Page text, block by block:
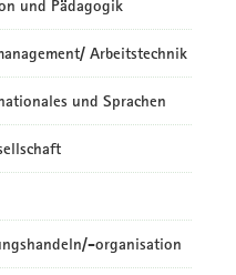
und Pädagogik
Arbeitstechnik
und Sprachen
organisation